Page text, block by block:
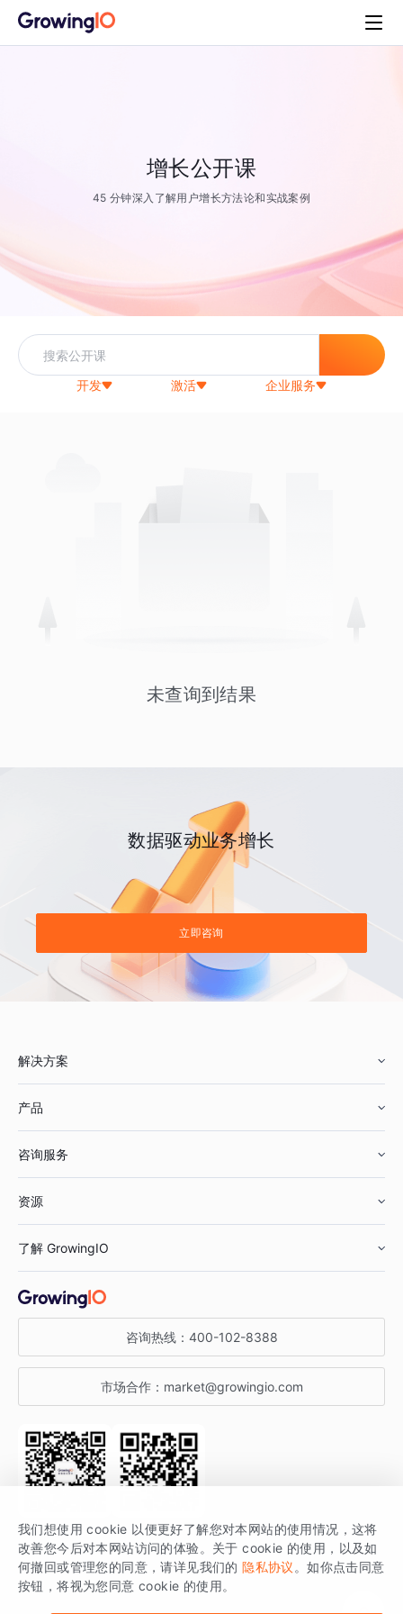
增长公开课
45 分钟深入了解用户增长方法论和实战案例
开发 激活 企业服务
未查询到结果
数据驱动业务增长
立即咨询
解决方案
鞋服行业
汽车行业
金融行业
产品
智能运营
获客分析
咨询服务
资源
增长公开课
增长博客
开发者文档
SDK 文档
场景指南
了解 GrowingIO
关于 GrowingIO
增长大会
行业活动
咨询热线： 400-102-8388
市场合作： market@growingio.com
关注公众号 获取更多干货
GrowingIO 是专注于数据智能分析与增长的品牌，核心平台为 GrowingIO
分析云。
我们想使用 cookie 以便更好了解您对本网站的使用情况，这将
改善您今后对本网站访问的体验。关于 cookie 的使用，以及如
何撤回或管理您的同意，请详见我们的 隐私协议 。如你点击同意
按钮，将视为您同意 cookie 的使用。